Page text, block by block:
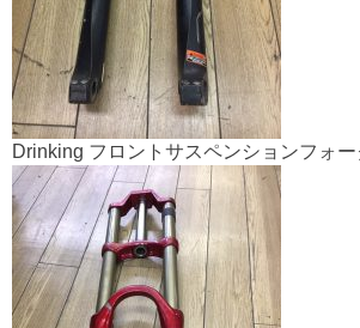
Drinking フロントサスペンションフォー